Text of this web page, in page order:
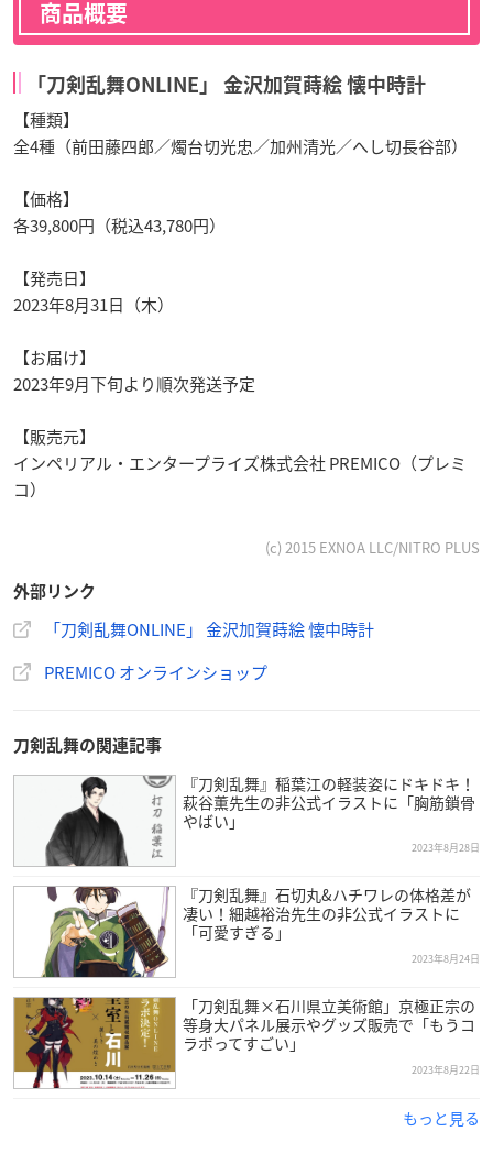
商品概要
「刀剣乱舞ONLINE」 金沢加賀蒔絵 懐中時計
【種類】
全4種（前田藤四郎／燭台切光忠／加州清光／へし切長谷部）
【価格】
各39,800円（税込43,780円）
【発売日】
2023年8月31日（木）
【お届け】
2023年9月下旬より順次発送予定
【販売元】
インペリアル・エンタープライズ株式会社 PREMICO（プレミ
コ）
(c) 2015 EXNOA LLC/NITRO PLUS
外部リンク
「刀剣乱舞ONLINE」 金沢加賀蒔絵 懐中時計
PREMICO オンラインショップ
刀剣乱舞の関連記事
『刀剣乱舞』稲葉江の軽装姿にドキドキ！
萩谷薫先生の非公式イラストに「胸筋鎖骨
やばい」
2023年8月28日
『刀剣乱舞』石切丸&ハチワレの体格差が
凄い！細越裕治先生の非公式イラストに
「可愛すぎる」
2023年8月24日
「刀剣乱舞×石川県立美術館」京極正宗の
等身大パネル展示やグッズ販売で「もうコ
ラボってすごい」
2023年8月22日
もっと見る